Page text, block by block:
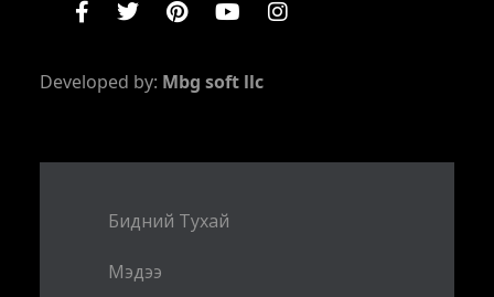
Developed by: Mbg soft llc
Бидний Тухай
Мэдээ